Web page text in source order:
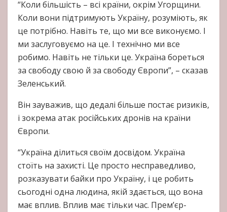
“Коли більшість – всі країни, окрім Угорщини.
Коли вони підтримують Україну, розуміють, як
це потрібно. Навіть те, що ми все виконуємо. І
ми заслуговуємо на це. І технічно ми все
робимо. Навіть не тільки це. Україна бореться
за свободу свою й за свободу Європи”, – сказав
Зеленський.
Він зауважив, що дедалі більше постає ризиків,
і зокрема атак російських дронів на країни
Європи.
“Україна ділиться своїм досвідом. Україна
стоїть на захисті. Це просто несправедливо,
розказувати байки про Україну, і це робить
сьогодні одна людина, якій здається, що вона
має вплив. Вплив має тільки час. Прем’єр-